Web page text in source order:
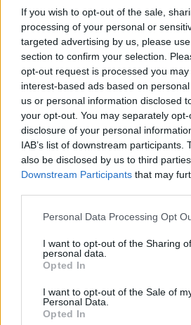
If you wish to opt-out of the sale,
processing of your personal or
targeted advertising by us, please
section to confirm your selection.
opt-out request is processed you
interest-based ads based on
us or personal information disclosed
your opt-out. You may separately
disclosure of your personal
IAB’s list of downstream participants.
also be disclosed by us to third
Downstream Participants that may
Personal Data Processing Opt
I want to opt-out of the Sharing
personal data.
Opted In
I want to opt-out of the Sale of
Personal Data.
Opted In
A novemberi közel 20 ezer új
történelmi mérföldkövet is hozott.
autóparkbanelőször fordult elő ,
autó szerepel a nyilvántartásban,
2025 novemberének végén:
–918 603 dízelautót,
–914 588 elektromos autót
A különbséget a minimális
mindössze
140 új dízelautót
Kövesd az e-cars.hu-t a